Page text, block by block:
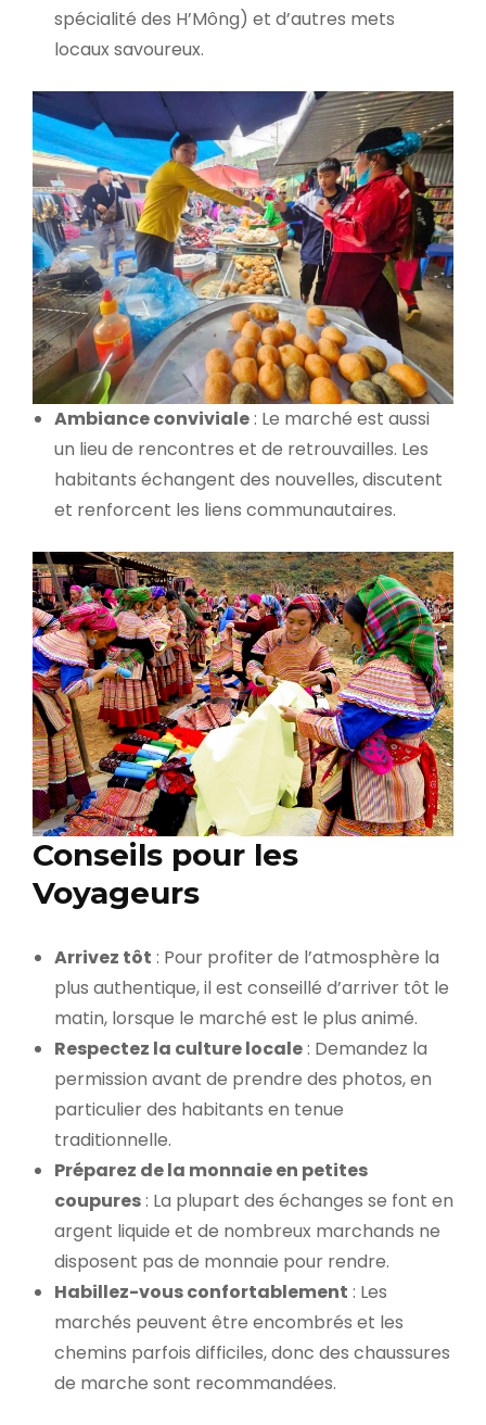
spécialité des H’Mông) et d’autres mets
locaux savoureux.
Ambiance conviviale: Le marché est aussi
un lieu de rencontres et de retrouvailles. Les
habitants échangent des nouvelles, discutent
et renforcent les liens communautaires.
Conseils pour les
Voyageurs
Arrivez tôt : Pour profiter de l’atmosphère la
plus authentique, il est conseillé d’arriver tôt le
matin, lorsque le marché est le plus animé.
Respectez la culture locale: Demandez la
permission avant de prendre des photos, en
particulier des habitants en tenue
traditionnelle.
Préparez de la monnaie en petites
coupures: La plupart des échanges se font en
argent liquide et de nombreux marchands ne
disposent pas de monnaie pour rendre.
Habillez-vous confortablement : Les
marchés peuvent être encombrés et les
chemins parfois difficiles, donc des chaussures
de marche sont recommandées.